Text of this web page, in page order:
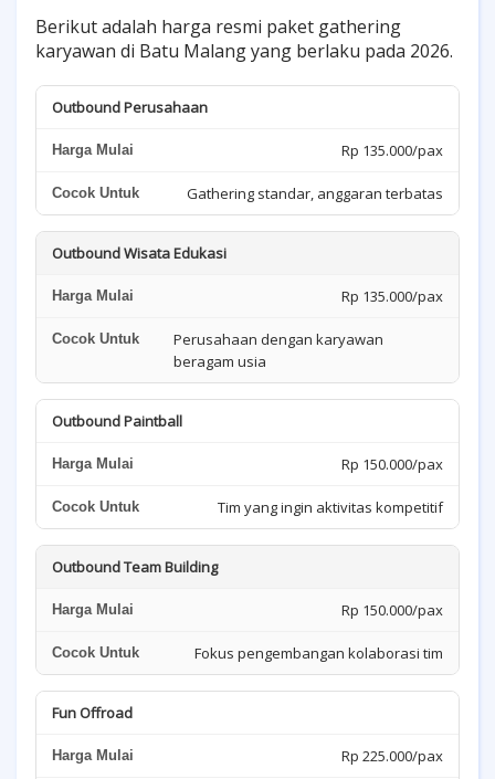
Berikut adalah harga resmi paket gathering
karyawan di Batu Malang yang berlaku pada 2026.
Outbound Perusahaan
Rp 135.000/pax
Gathering standar, anggaran terbatas
Outbound Wisata Edukasi
Rp 135.000/pax
Perusahaan dengan karyawan
beragam usia
Outbound Paintball
Rp 150.000/pax
Tim yang ingin aktivitas kompetitif
Outbound Team Building
Rp 150.000/pax
Fokus pengembangan kolaborasi tim
Fun Offroad
Rp 225.000/pax